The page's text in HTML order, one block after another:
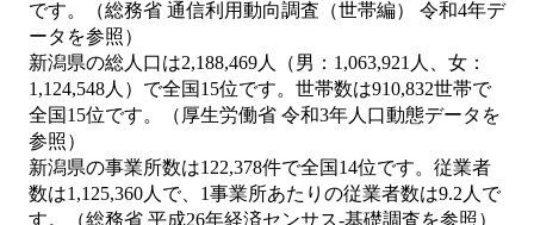
です。（総務省 通信利用動向調査（世帯編） 令和4年デ
ータを参照）
新潟県の総人口は2,188,469人（男：1,063,921人、女：
1,124,548人）で全国15位です。世帯数は910,832世帯で
全国15位です。（厚生労働省 令和3年人口動態データを
参照）
新潟県の事業所数は122,378件で全国14位です。従業者
数は1,125,360人で、1事業所あたりの従業者数は9.2人で
す。（総務省 平成26年経済センサス‐基礎調査を参照）